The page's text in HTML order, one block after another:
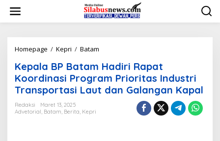
w
Homepage / Kepri / Batam
p
a
l
a
Kepala BP Batam Hadiri Rapat
Koordinasi Program Prioritas Industri
Transportasi Laut dan Galangan Kapal
Redaksi
Maret 13, 2025
Advetorial, Batam, Berita, Kepri